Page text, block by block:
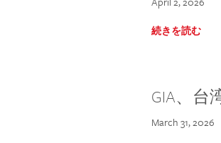
続きを読む
GIA、台
March 31, 2026